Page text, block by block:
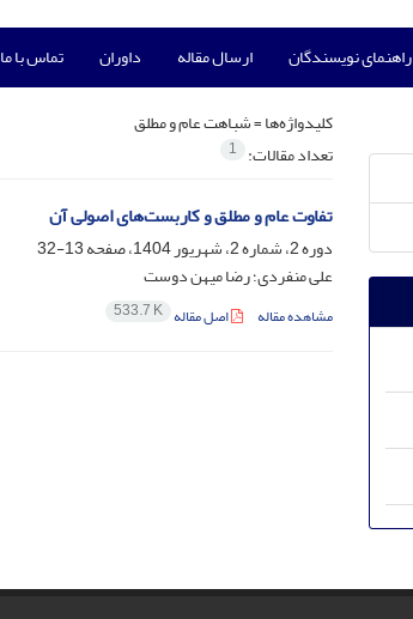
راهنمای نویسندگان ارسال مقاله داوران تماس با ما
کلیدواژه‌ها =شباهت عام و مطلق
تعداد مقالات: 1
تفاوت عام و مطلق و کاربست‌های اصولی آن
دوره 2، شماره 2، شهریور 1404، صفحه
13-32
علی منفردی؛ رضا میهن دوست
مشاهده مقاله اصل مقاله 533.7 K